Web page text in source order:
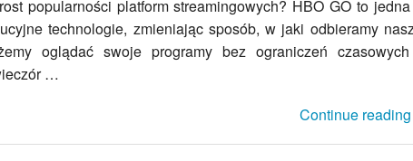
popularności platform streamingowych? HBO GO to
technologie, zmieniając sposób, w jaki odbieramy
oglądać swoje programy bez ograniczeń
…
Continue